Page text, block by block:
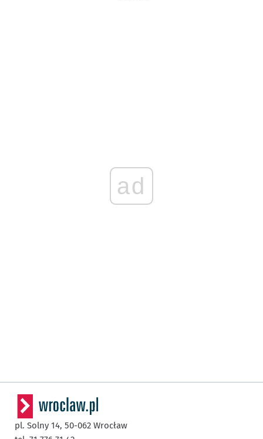
ad
pl. Solny 14, 50-062 Wrocław